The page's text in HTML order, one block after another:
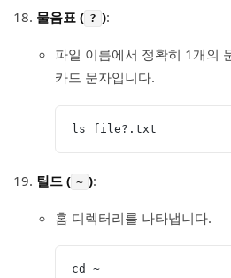
물음표 ( ? ):
파일 이름에서 정확히 1개의
카드 문자입니다.
ls file?.txt
틸드 ( ~ ):
홈 디렉터리를 나타냅니다.
cd ~